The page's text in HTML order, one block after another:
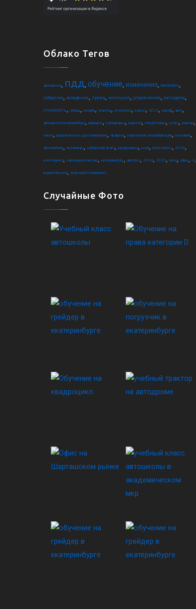
Облако Тегов
автошкола пдд обучение изменения экзамен
собрание вождение права мотоцикл упражнения автодром
стоимость гибдд онлайн трактор техосмотр курсы 2022 штраф авто
автошкола екатеринбург маршрут сортировка новости спецтехника осаго шарташ
закон водительское удостоверение правила повышение квалификации грузовик
автомобиль экзамены сибирский тракт квадроцикл коап категория c 2025
категория d законодательство екатеринбург автобус 2024 2023 цена офис ce
водительское тракторист-машинист
Случайные Фото